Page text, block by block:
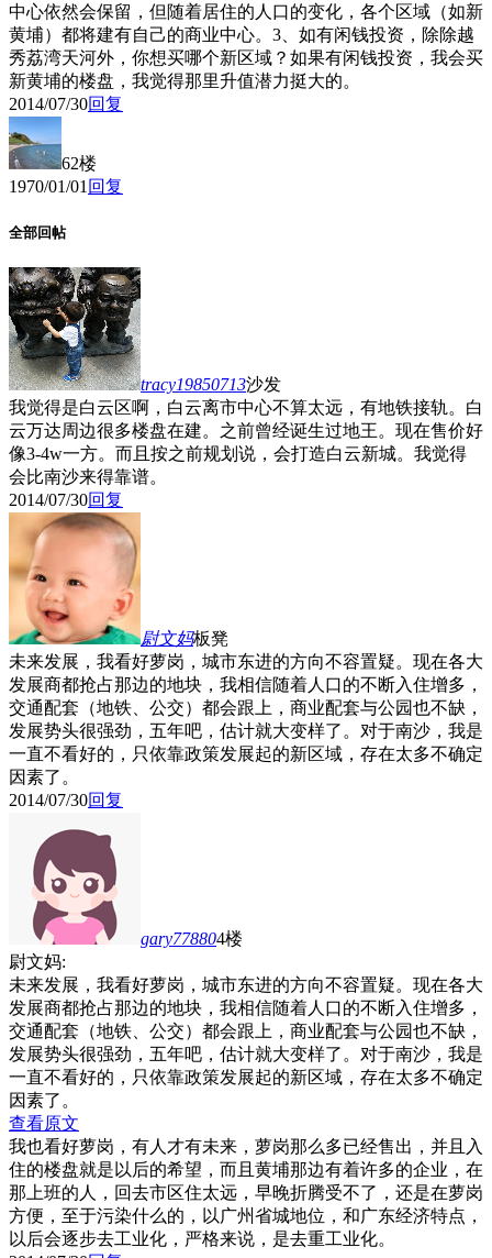
中心依然会保留，但随着居住的人口的变化，各个区域（如新
黄埔）都将建有自己的商业中心。3、如有闲钱投资，除除越
秀荔湾天河外，你想买哪个新区域？如果有闲钱投资，我会买
新黄埔的楼盘，我觉得那里升值潜力挺大的。
2014/07/30回复
62楼
1970/01/01 回复
全部回帖
tracy19850713沙发
我觉得是白云区啊，白云离市中心不算太远，有地铁接轨。白
云万达周边很多楼盘在建。之前曾经诞生过地王。现在售价好
像3-4w一方。而且按之前规划说，会打造白云新城。我觉得
会比南沙来得靠谱。
2014/07/30回复
尉文妈板凳
未来发展，我看好萝岗，城市东进的方向不容置疑。现在各大
发展商都抢占那边的地块，我相信随着人口的不断入住增多，
交通配套（地铁、公交）都会跟上，商业配套与公园也不缺，
发展势头很强劲，五年吧，估计就大变样了。对于南沙，我是
一直不看好的，只依靠政策发展起的新区域，存在太多不确定
因素了。
2014/07/30回复
gary778804楼
尉文妈:
未来发展，我看好萝岗，城市东进的方向不容置疑。现在各大
发展商都抢占那边的地块，我相信随着人口的不断入住增多，
交通配套（地铁、公交）都会跟上，商业配套与公园也不缺，
发展势头很强劲，五年吧，估计就大变样了。对于南沙，我是
一直不看好的，只依靠政策发展起的新区域，存在太多不确定
因素了。
查看原文
我也看好萝岗，有人才有未来，萝岗那么多已经售出，并且入
住的楼盘就是以后的希望，而且黄埔那边有着许多的企业，在
那上班的人，回去市区住太远，早晚折腾受不了，还是在萝岗
方便，至于污染什么的，以广州省城地位，和广东经济特点，
以后会逐步去工业化，严格来说，是去重工业化。